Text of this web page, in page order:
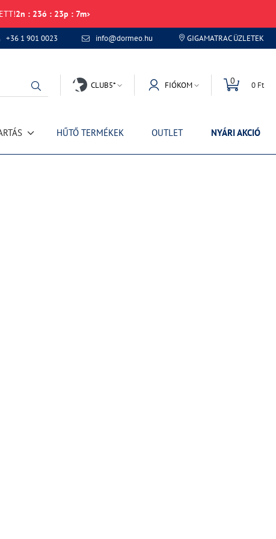
2n : 23ó : 23p : 7m
+36 1 901 0023 info@dormeo.hu GIGAMATRAC ÜZLETEK
CLUB5* FIÓKOM 0 0 Ft
HŰTŐ TERMÉKEK OUTLET NYÁRI AKCIÓ